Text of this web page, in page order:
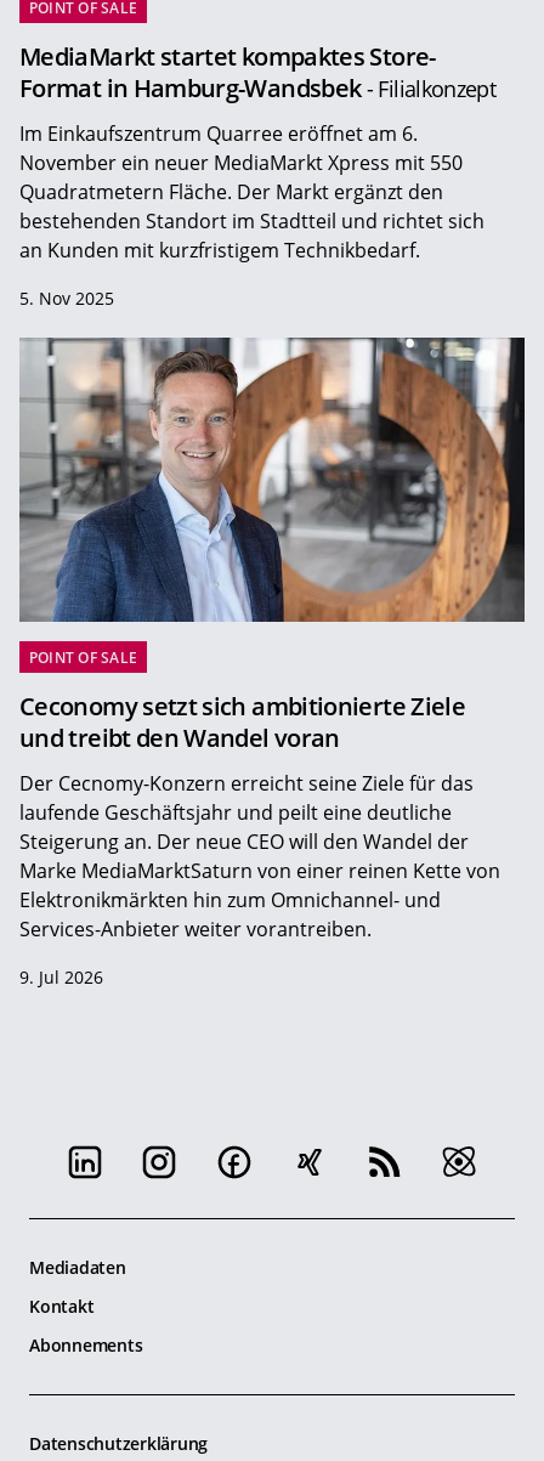
POINT OF SALE
MediaMarkt startet kompaktes Store-
Format in Hamburg-Wandsbek- Filialkonzept
Im Einkaufszentrum Quarree eröffnet am 6.
November ein neuer MediaMarkt Xpress mit 550
Quadratmetern Fläche. Der Markt ergänzt den
bestehenden Standort im Stadtteil und richtet sich
an Kunden mit kurzfristigem Technikbedarf.
5. Nov 2025
POINT OF SALE
Ceconomy setzt sich ambitionierte Ziele
und treibt den Wandel voran
Der Cecnomy-Konzern erreicht seine Ziele für das
laufende Geschäftsjahr und peilt eine deutliche
Steigerung an. Der neue CEO will den Wandel der
Marke MediaMarktSaturn von einer reinen Kette von
Elektronikmärkten hin zum Omnichannel- und
Services-Anbieter weiter vorantreiben.
9. Jul 2026
Mediadaten
Kontakt
Abonnements
Datenschutzerklärung